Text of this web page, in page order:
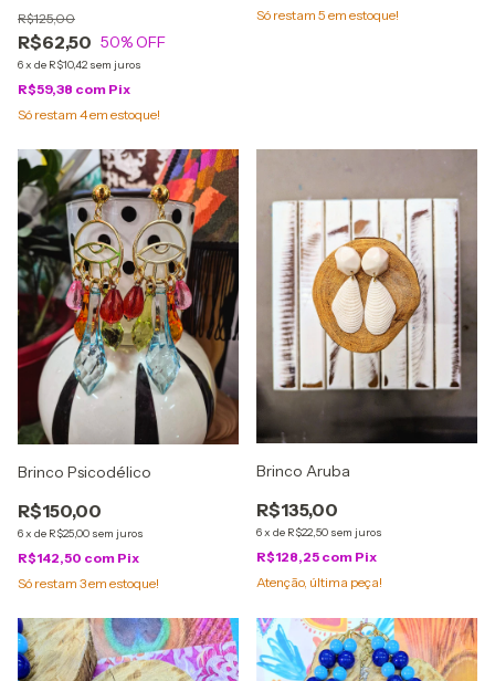
R$62,50
R$125,00
50% OFF
6x de R$10,42 sem juros
R$59,38 com Pix
Só restam 4em estoque!
Só restam 5 em estoque!
Brinco Psicodélico
R$150,00
6x de R$25,00 sem juros
R$142,50 com Pix
Só restam 3em estoque!
Brinco Aruba
R$135,00
6x de R$22,50 sem juros
R$128,25 com Pix
Atenção, última peça!